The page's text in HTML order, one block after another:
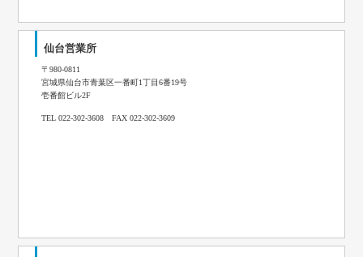
仙台営業所
〒980-0811
宮城県仙台市青葉区一番町1丁目6番19号
壱番館ビル2F
TEL 022-302-3608 FAX 022-302-3609